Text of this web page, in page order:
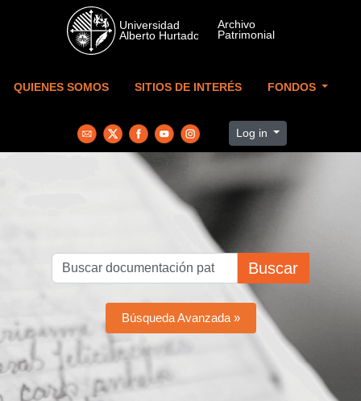
Skip to main content
QUIENES SOMOS SITIOS DE INTERÉS FONDOS
Log in
Buscar
Búsqueda Avanzada »